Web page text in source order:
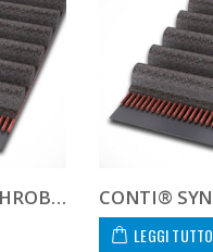
CONTI® SYNCHROBELT 100XL CUSTOM
LEGGI TUTTO